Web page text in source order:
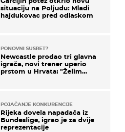
situaciju na Poljudu: Mladi
hajdukovac pred odlaskom
PONOVNI SUSRET?
Newcastle prodao tri glavna
igrača, novi trener uperio
prstom u Hrvata: "Želim
POJAČANJE KONKURENCIJE
Rijeka dovela napadača iz
Bundeslige, igrao je za dvije
reprezentacije